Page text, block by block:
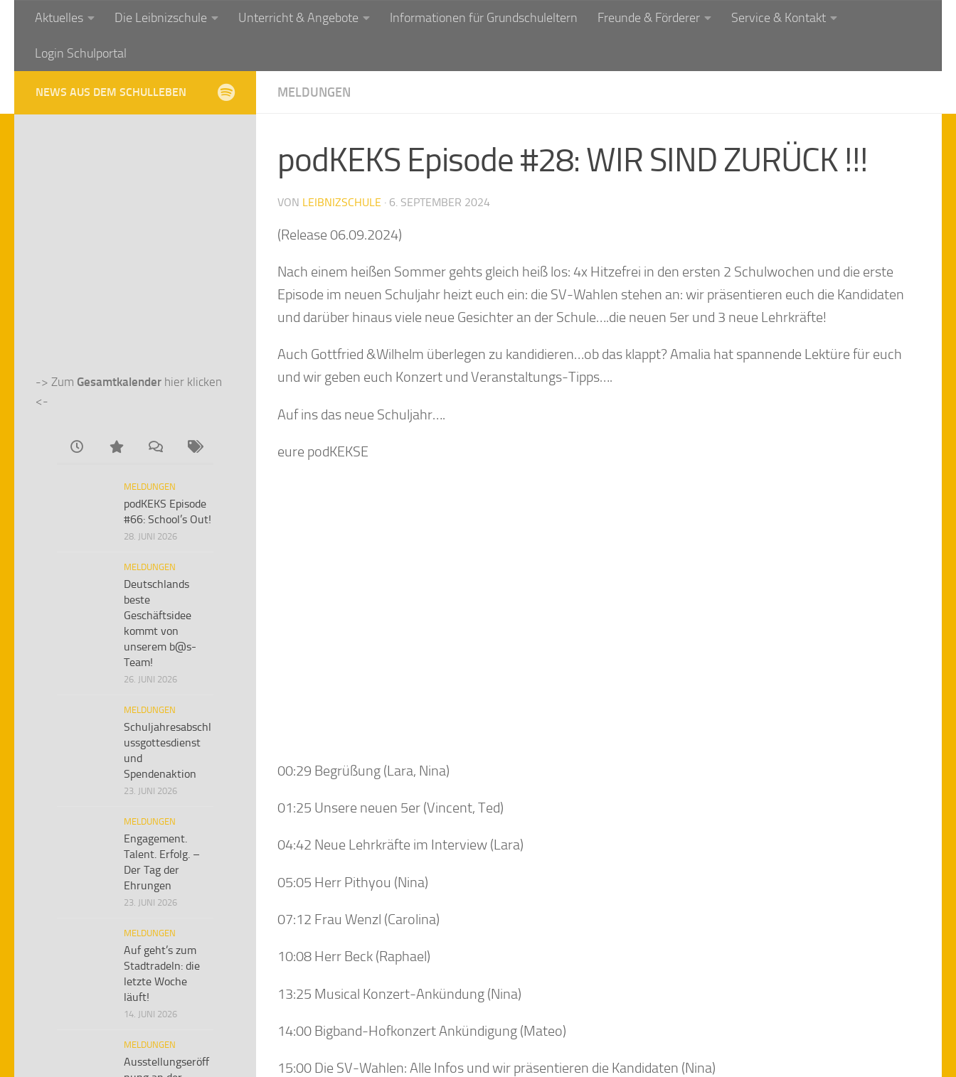
Zum Inhalt springen
Aktuelles Die Leibnizschule Unterricht & Angebote Informationen für Grundschuleltern Freunde & Förderer Service & Kontakt
Login Schulportal
MELDUNGEN
podKEKS Episode #28: WIR SIND ZURÜCK !!!
VON LEIBNIZSCHULE · 6. SEPTEMBER 2024
(Release 06.09.2024)
Nach einem heißen Sommer gehts gleich heiß los: 4x Hitzefrei in den ersten 2 Schulwochen und die erste
Episode im neuen Schuljahr heizt euch ein: die SV-Wahlen stehen an: wir präsentieren euch die Kandidaten
und darüber hinaus viele neue Gesichter an der Schule….die neuen 5er und 3 neue Lehrkräfte!
Auch Gottfried &Wilhelm überlegen zu kandidieren…ob das klappt? Amalia hat spannende Lektüre für euch
und wir geben euch Konzert und Veranstaltungs-Tipps….
Auf ins das neue Schuljahr….
eure podKEKSE
00:29 Begrüßung (Lara, Nina)
01:25 Unsere neuen 5er (Vincent, Ted)
04:42 Neue Lehrkräfte im Interview (Lara)
05:05 Herr Pithyou (Nina)
07:12 Frau Wenzl (Carolina)
10:08 Herr Beck (Raphael)
13:25 Musical Konzert-Ankündung (Nina)
14:00 Bigband-Hofkonzert Ankündigung (Mateo)
15:00 Die SV-Wahlen: Alle Infos und wir präsentieren die Kandidaten (Nina)
NEWS AUS DEM SCHULLEBEN
-> Zum Gesamtkalender hier klicken
<-
MELDUNGEN
podKEKS Episode
#66: School’s Out!
28. JUNI 2026
MELDUNGEN
Deutschlands
beste
Geschäftsidee
kommt von
unserem b@s-
Team!
26. JUNI 2026
MELDUNGEN
Schuljahresabschl
ussgottesdienst
und
Spendenaktion
23. JUNI 2026
MELDUNGEN
Engagement.
Talent. Erfolg. –
Der Tag der
Ehrungen
23. JUNI 2026
MELDUNGEN
Auf geht’s zum
Stadtradeln: die
letzte Woche
läuft!
14. JUNI 2026
MELDUNGEN
Ausstellungseröff